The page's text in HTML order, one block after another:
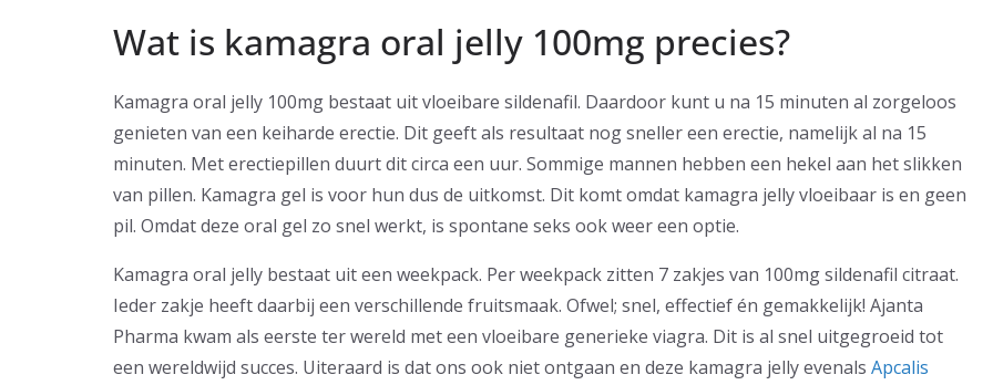
Wat is kamagra oral jelly 100mg precies?
Kamagra oral jelly 100mg bestaat uit vloeibare sildenafil. Daardoor kunt u na 15 minuten al zorgeloos
genieten van een keiharde erectie. Dit geeft als resultaat nog sneller een erectie, namelijk al na 15
minuten. Met erectiepillen duurt dit circa een uur. Sommige mannen hebben een hekel aan het slikken
van pillen. Kamagra gel is voor hun dus de uitkomst. Dit komt omdat kamagra jelly vloeibaar is en geen
pil. Omdat deze oral gel zo snel werkt, is spontane seks ook weer een optie.
Kamagra oral jelly bestaat uit een weekpack. Per weekpack zitten 7 zakjes van 100mg sildenafil citraat.
Ieder zakje heeft daarbij een verschillende fruitsmaak. Ofwel; snel, effectief én gemakkelijk! Ajanta
Pharma kwam als eerste ter wereld met een vloeibare generieke viagra. Dit is al snel uitgegroeid tot
een wereldwijd succes. Uiteraard is dat ons ook niet ontgaan en deze kamagra jelly evenals Apcalis